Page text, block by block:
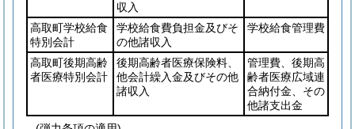
収入
高取町学校給食
特別会計
学校給食費負担金及びそ
の他諸収入
学校給食管理費
高取町後期高齢
者医療特別会計
後期高齢者医療保険料、
他会計繰入金及びその他
諸収入
管理費、後期高
齢者医療広域連
合納付金、その
他諸支出金